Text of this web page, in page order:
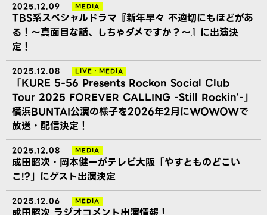
2025.12.09 MEDIA
TBS系スペシャルドラマ『新年早々 不適切にもほどがあ
る！～真面目な話、しちゃダメですか？～』に出演決
定！
2025.12.08 LIVE ・ MEDIA
「KURE 5-56 Presents Rockon Social Club
Tour 2025 FOREVER CALLING -Still Rockin’-」
横浜BUNTAI公演の様子を2026年2月にWOWOWで
放送・配信決定！
2025.12.08 MEDIA
成田昭次・岡本健一がテレビ大阪「やすとものどこい
こ!?」にゲスト出演決定
2025.12.06 MEDIA